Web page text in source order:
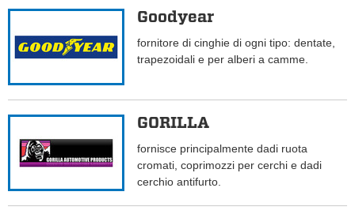
Goodyear
fornitore di cinghie di ogni tipo: dentate,
trapezoidali e per alberi a camme.
GORILLA
fornisce principalmente dadi ruota
cromati, coprimozzi per cerchi e dadi
cerchio antifurto.